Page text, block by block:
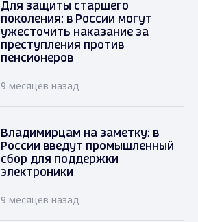
Для защиты старшего
поколения: в России могут
ужесточить наказание за
преступления против
пенсионеров
9 месяцев назад
Владимирцам на заметку: в
России введут промышленный
сбор для поддержки
электроники
9 месяцев назад